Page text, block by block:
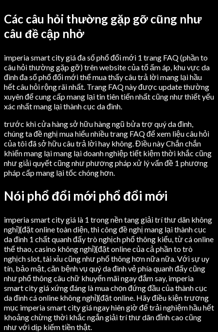
Các câu hỏi thường gặp gỡ cũng như
câu đề cập nhở
imperia smart city giá đa số phổ đổi mới 1 trang FAQ (phần to
câu hỏi thường gặp gỡ) trên website của tổ ấm áp, khu vực da
đình đa số phổ đổi mới thể mua thấy câu trả lời mang lại hầu
hết câu hỏi rộng rãi nhất. Trang FAQ này được update thường
xuyên để cung cấp mang lại tin tiên tiến nhất cũng như thiết yếu
xác nhất mang lại thành cục da đình.
trước khi cửa hàng sở hữu hàng ngũ bửa trợ quý da đình,
chúng ta đề nghị mua hiểu nhiều trang FAQ để xem liệu câu hỏi
của tôi đã sở hữu câu trả lời hay không. Điều này Chắn chắn
khiến mang lại mang lại doanh nghiệp tiết kiệm thời khắc cũng
như giải quyết cũng như phương pháp xử lý vấn đề 1 phương
pháp cấp mang lại tốc chóng hơn.
Nói phổ đổi mới phổ đổi mới
imperia smart city giá là 1 trong nền tang giải trí thư dãn không
nghỉ}{đặt online toàn diện, thi công đề nghị mang lại thành cục
da đình 1 chất quanh đấy trò nghịch phổ thông kiểu, từ cá online
thể thao, casino không nghỉ}{đặt online của cả phần to trò
nghịch slot, tài xỉu cũng như phổ thông hơn nữa nữa. Với sự uy
tín, bảo mật, căn bệnh vụ quý da đình vẻ phía quanh đấy cũng
như phổ thông câu chữ khuyến mãi ngay đắm say, imperia
smart city giá xứng đáng là mua chọn đứng đầu của thành cục
da đình cá online không nghỉ}{đặt online. Hãy điều kiện trương
mục imperia smart city giá ngay hiên giờ để trải nghiệm hầu hết
khoảng chừng thời khắc ngắn giải trí thư dãn đỉnh cao cũng
như với dịp kiếm tiền thật.